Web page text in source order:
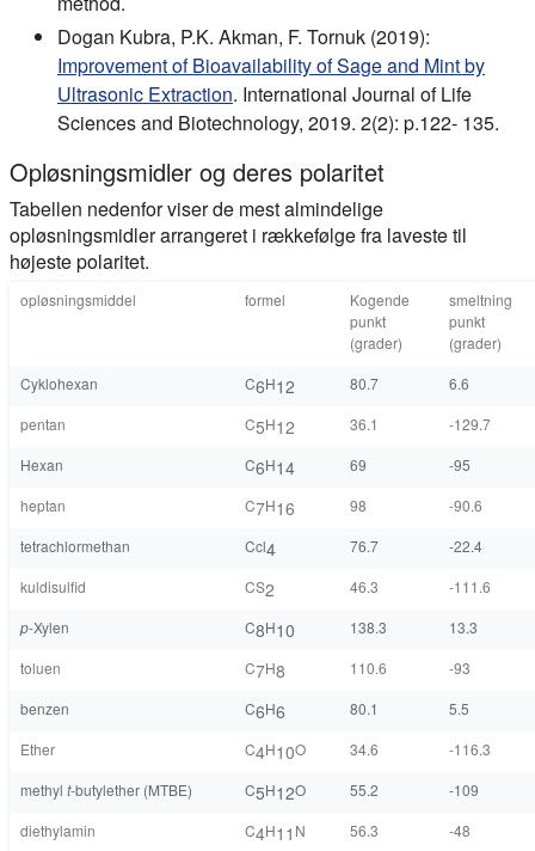
Dogan Kubra, P.K. Akman, F. Tornuk (2019):
Improvement of Bioavailability of Sage and Mint by
Ultrasonic Extraction. International Journal of Life
Sciences and Biotechnology, 2019. 2(2): p.122- 135.
Opløsningsmidler og deres polaritet
Tabellen nedenfor viser de mest almindelige
opløsningsmidler arrangeret i rækkefølge fra laveste til
højeste polaritet.
opløsningsmiddel formel
Kogende
punkt
(grader)
smeltning
punkt
(grader)
Cyklohexan
C6H12 80.7
6.6
pentan
C5H12 36.1
-129.7
Hexan
C6H14 69
-95
heptan
C7H16 98
-90.6
tetrachlormethan
Ccl4 76.7
-22.4
kuldisulfid
CS2 46.3
-111.6
p-Xylen C8H10 138.3
13.3
toluen
C7H8 110.6
-93
benzen
C6H6 80.1
5.5
Ether
C4H10O 34.6
-116.3
methyl t-butylether (MTBE) C5H12O 55.2
-109
diethylamin
C4H11 N 56.3
-48